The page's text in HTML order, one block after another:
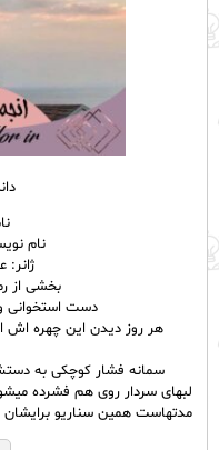
نام
ژانر:
بخشی از
دست استخوانی
هر روز دیدن این چهره اش
سمانه فشار کوچکی به
لبهای سردار روی هم فشرده
مدتهاست همین سناریو برایشان